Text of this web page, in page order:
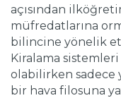
açısından
müfredatlarına
bilincine yönelik
Kiralama sistemleri
olabilirken sadece
bir hava filosuna